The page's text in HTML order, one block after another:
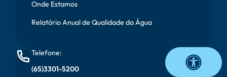
Onde Estamos
Relatório Anual de Qualidade da Água
Telefone:
(65)3301-5200